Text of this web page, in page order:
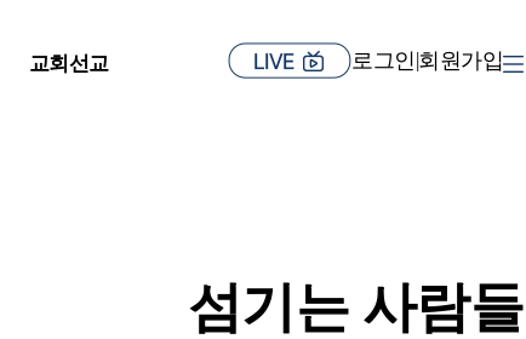
교회선교 로그인 |회원가입
섬기는 사람들